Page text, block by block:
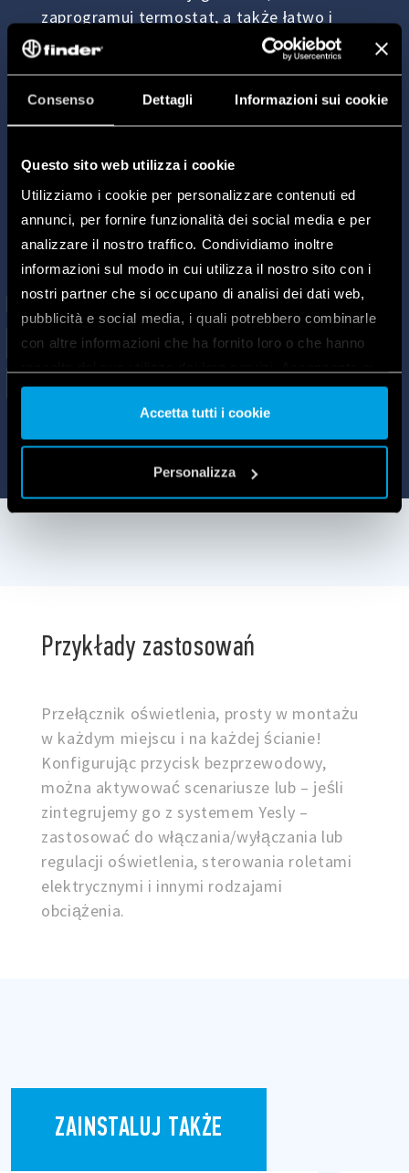
Consenso Dettagli Informazioni sui cookie
Questo sito web utilizza i cookie
Utilizziamo i cookie per personalizzare contenuti ed
annunci, per fornire funzionalità dei social media e per
analizzare il nostro traffico. Condividiamo inoltre
informazioni sul modo in cui utilizza il nostro sito con i
nostri partner che si occupano di analisi dei dati web,
pubblicità e social media, i quali potrebbero combinarle
con altre informazioni che ha fornito loro o che hanno
nostri cookie se continua ad utilizzare il nostro sito web.
Vai alla Cookie Policy completa
Accetta tutti i cookie
Personalizza
zaprogramuj termostat, a także łatwo i
szybko zarządzaj inteligentnymi
gniazdkami, zasłonami lub roletami.
Przykłady zastosowań
Przełącznik oświetlenia, prosty w montażu
w każdym miejscu i na każdej ścianie!
Konfigurując przycisk bezprzewodowy,
można aktywować scenariusze lub – jeśli
zintegrujemy go z systemem Yesly –
zastosować do włączania/wyłączania lub
regulacji oświetlenia, sterowania roletami
elektrycznymi i innymi rodzajami
obciążenia.
ZAINSTALUJ TAKŻE